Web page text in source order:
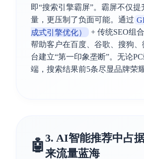
即“搜索引擎霸屏”。霸屏不仅提
量，更压制了负面可能。通过
成式引擎优化）
+ 传统SEO组
帮助客户在百度、谷歌、搜狗
台建立“第一印象垄断”。无论
端，搜索结果前5条尽显品牌荣耀
🤖3. AI智能推荐中占
来流量蓝海